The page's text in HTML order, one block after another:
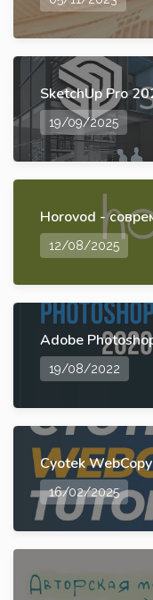
SketchUp Pro
19/09/2025
Horovod -
12/08/2025
Adobe
19/08/2022
Cyotek WebCopy
16/02/2025